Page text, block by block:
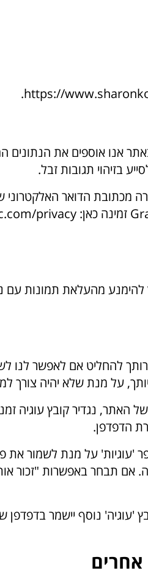
להחליט אם לאפשר לנו
נגדיר קובץ עוגיה
הדפדפן.
'עוגיות' על מנת לשמור את
אם תבחר באפשרות "זכור
נוסף יישמר בדפדפן